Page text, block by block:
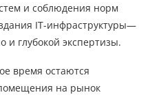
и соблюдения норм
IT-инфраструктуры—
и глубокой экспертизы.
время остаются
на рынок